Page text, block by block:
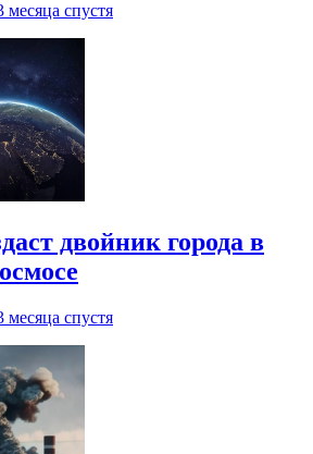
месяца спустя
двойник города в
месяца спустя